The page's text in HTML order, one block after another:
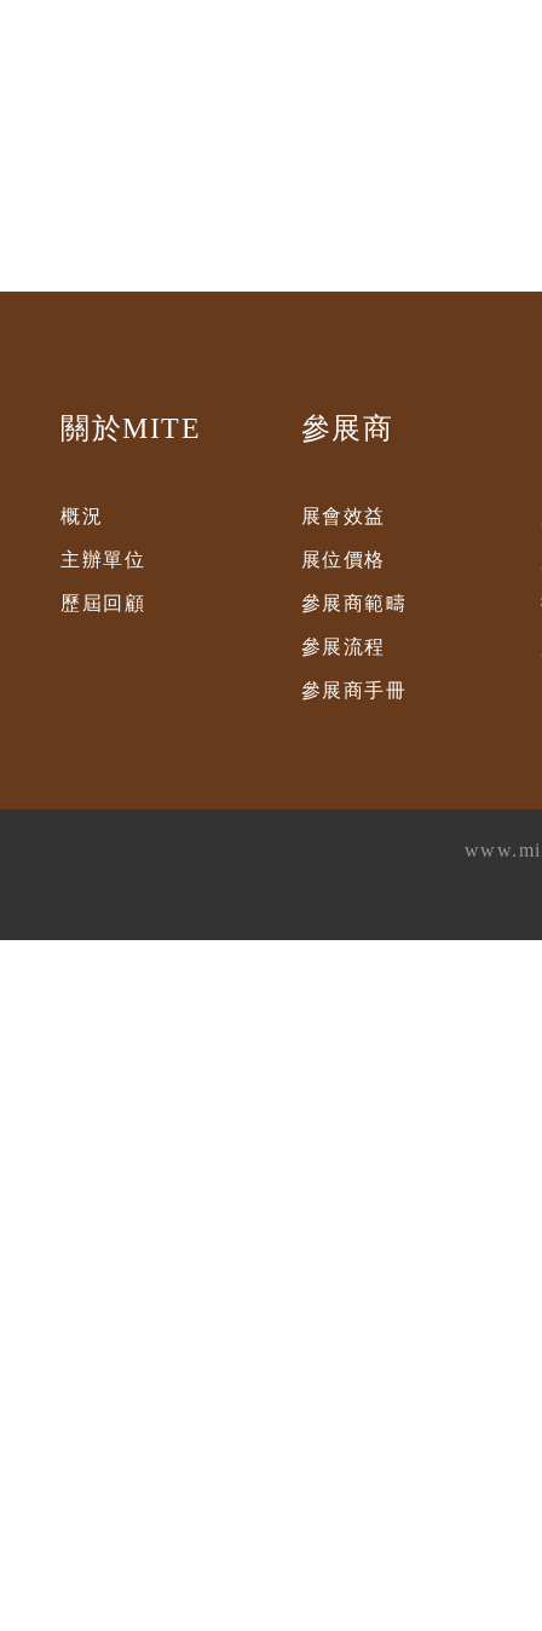
關於MITE
概況
主辦單位
歷屆回顧
參展商
展會效益
展位價格
參展商範疇
參展流程
參展商手冊